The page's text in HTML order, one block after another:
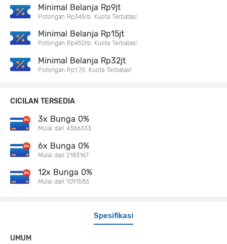
Spesifikasi
UMUM
Minimal Belanja Rp9jt
Potongan Rp345rb. Kuota Terbatas!
Minimal Belanja Rp15jt
Potongan Rp450rb. Kuota Terbatas!
Minimal Belanja Rp32jt
Potongan Rp1,7jt. Kuota Terbatas!
CICILAN TERSEDIA
3x Bunga 0%
Mulai dari 4366333
6x Bunga 0%
Mulai dari 2183167
12x Bunga 0%
Mulai dari 1091583